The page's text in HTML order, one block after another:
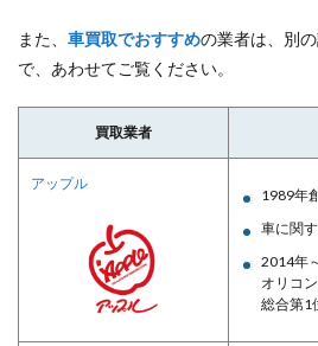
また、 車買取でおすすめの業者は、別
で、あわせてご覧ください。
買取業者
アップル
1989年
車に関
2014年
オリコ
総合第1